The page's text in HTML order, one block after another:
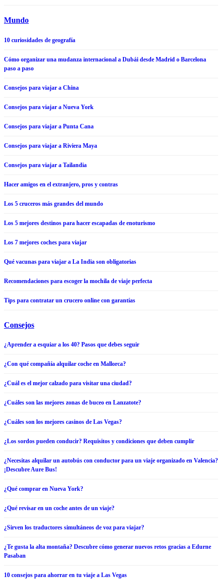
Mundo
10 curiosidades de geografía
Cómo organizar una mudanza internacional a Dubái desde Madrid o Barcelona
paso a paso
Consejos para viajar a China
Consejos para viajar a Nueva York
Consejos para viajar a Punta Cana
Consejos para viajar a Riviera Maya
Consejos para viajar a Tailandia
Hacer amigos en el extranjero, pros y contras
Los 5 cruceros más grandes del mundo
Los 5 mejores destinos para hacer escapadas de enoturismo
Los 7 mejores coches para viajar
Qué vacunas para viajar a La India son obligatorias
Recomendaciones para escoger la mochila de viaje perfecta
Tips para contratar un crucero online con garantías
Consejos
¿Aprender a esquiar a los 40? Pasos que debes seguir
¿Con qué compañía alquilar coche en Mallorca?
¿Cuál es el mejor calzado para visitar una ciudad?
¿Cuáles son las mejores zonas de buceo en Lanzatote?
¿Cuáles son los mejores casinos de Las Vegas?
¿Los sordos pueden conducir? Requisitos y condiciones que deben cumplir
¿Necesitas alquilar un autobús con conductor para un viaje organizado en Valencia?
¡Descubre Aure Bus!
¿Qué comprar en Nueva York?
¿Qué revisar en un coche antes de un viaje?
¿Sirven los traductores simultáneos de voz para viajar?
¿Te gusta la alta montaña? Descubre cómo generar nuevos retos gracias a Edurne
Pasaban
10 consejos para ahorrar en tu viaje a Las Vegas